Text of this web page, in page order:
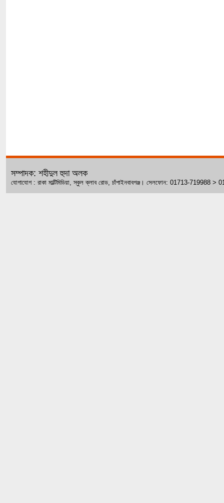
সম্পাদক: শহীদুল হুদা অলক
যোগাযোগ : রাকা মাল্টিমিডিয়া, স্কুল ক্লাব রোড, চাঁপাইনবাবগঞ্জ। সেলফোন: 01713-